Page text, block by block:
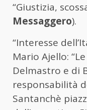
“Giustizia,
Messaggero).
“Interesse
Mario Ajello:
Delmastro e di
responsabilità
Santanchè